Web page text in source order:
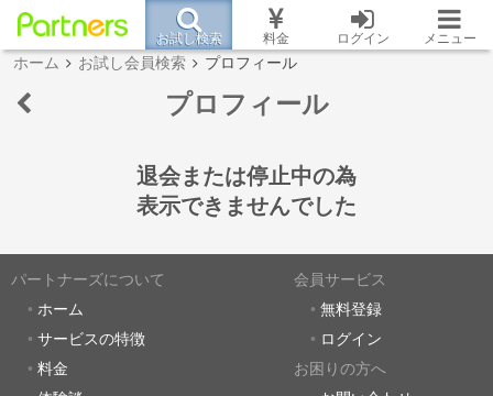
お試し検索 料金 ログイン メニュー
ホーム お試し会員検索 プロフィール
プロフィール
退会または停止中の為
表示できませんでした
パートナーズについて
ホーム
サービスの特徴
料金
会員サービス
無料登録
ログイン
お困りの方へ